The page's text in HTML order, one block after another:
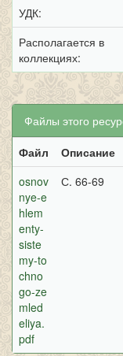
УДК:
Располагается в
коллекциях:
Файлы этого
Файл
Описание
osnov
nye-e
hlem
enty-
siste
my-to
chno
go-ze
mled
eliya.
pdf
С. 66-69